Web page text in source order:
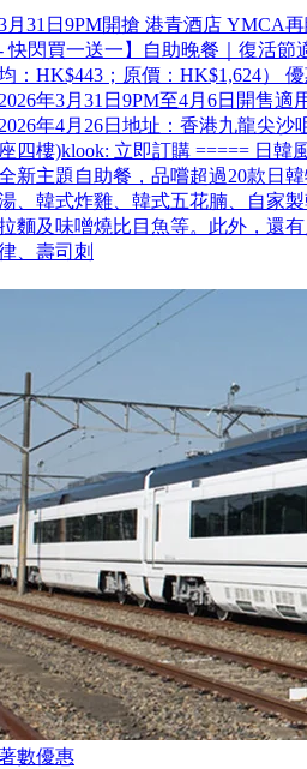
月31日9PM開搶 港青酒店 YMCA
快閃買一送一】自助晚餐｜復活節
：HK$443；原價：HK$1,624）
年3月31日9PM至4月6日開售適
年4月26日地址：香港九龍尖沙
四樓)klook: 立即訂購 ===== 日韓
新主題自助餐，品嚐超過20款日
、韓式炸雞、韓式五花腩、自家
麵及味噌燒比目魚等。此外，還
、壽司刺
數優惠